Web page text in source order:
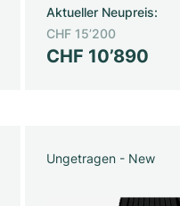
CHF 10’890
Aktueller Neupreis:
CHF 15’200
Ungetragen - New